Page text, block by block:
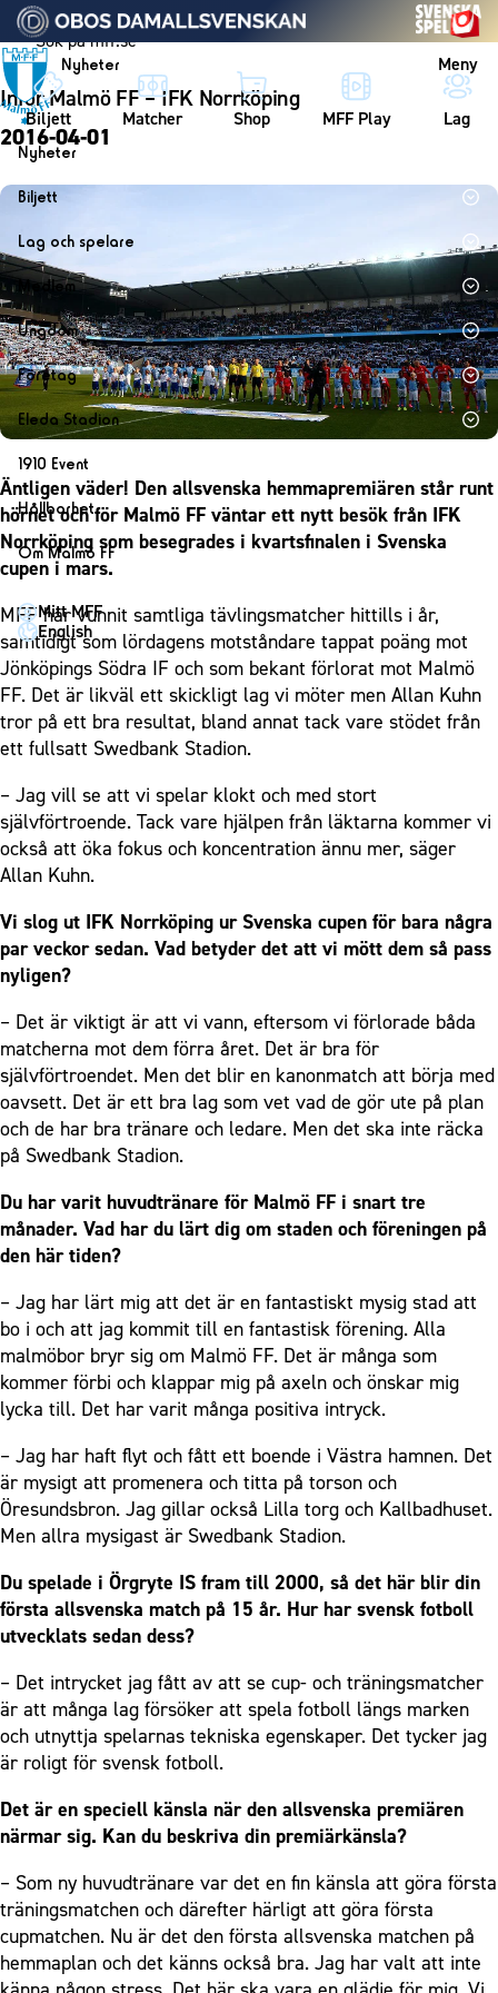
Vidare till innehållet
Nyheter Meny
Biljett Matcher Shop MFF Play Lag
Nyheter
Nyheter
Biljett
Biljett
Årskort herr
Årskort dam
Mitt MFF
Biljetter till bortamatcher
Biljettvillkor
Lag och spelare
Lag
Herrlaget
Spelare
Ledarstab
Damlaget
Spelare
Ledarstab
Medlem
Medlemskap i Malmö FF
Årsmöte 2026
Ungdom
MFF Ungdom
Sommarfotboll
Skånecupen
Fotbollsskolan
Fotbollsnätverket
P19
F19
P17
F17
Malmö Trophy
Företag
Bli företagspartner
Nätverket
Klubbstolar
Partner dam
Eleda Stadion
Eleda Stadion
Erics Bar & Restaurang
Matchdag på Eleda Stadion
MFF-museet & rundvandringar
1910 Event
1910 Event
Fest & Event
Konferens
Möte
Mässa
Sommarfest
Julshow
Inspiration
Vanliga frågor om 1910 Event
Hållbarhet
Hållbarhet
Himmelsblå framtid – en match för miljön
MFF i samhället
Laget för alla
Nattfotboll
Himmelsblå Tillsammans
Karriärakademin
Grundskolefotboll mot rasismer
Skolakademier
Fonder
Om Malmö FF
Kontakt
Press och media
Historik – herrlaget
Historik – damlaget
Policydokument
Personuppgiftspolicy
Mitt MFF
English
Inför Malmö FF – IFK Norrköping
2016-04-01
Äntligen väder! Den allsvenska hemmapremiären står runt
hörnet och för Malmö FF väntar ett nytt besök från IFK
Norrköping som besegrades i kvartsfinalen i Svenska
cupen i mars.
MFF har vunnit samtliga tävlingsmatcher hittills i år,
samtidigt som lördagens motståndare tappat poäng mot
Jönköpings Södra IF och som bekant förlorat mot Malmö
FF. Det är likväl ett skickligt lag vi möter men Allan Kuhn
tror på ett bra resultat, bland annat tack vare stödet från
ett fullsatt Swedbank Stadion.
– Jag vill se att vi spelar klokt och med stort
självförtroende. Tack vare hjälpen från läktarna kommer vi
också att öka fokus och koncentration ännu mer, säger
Allan Kuhn.
Vi slog ut IFK Norrköping ur Svenska cupen för bara några
par veckor sedan. Vad betyder det att vi mött dem så pass
nyligen?
– Det är viktigt är att vi vann, eftersom vi förlorade båda
matcherna mot dem förra året. Det är bra för
självförtroendet. Men det blir en kanonmatch att börja med
oavsett. Det är ett bra lag som vet vad de gör ute på plan
och de har bra tränare och ledare. Men det ska inte räcka
på Swedbank Stadion.
Du har varit huvudtränare för Malmö FF i snart tre
månader. Vad har du lärt dig om staden och föreningen på
den här tiden?
– Jag har lärt mig att det är en fantastiskt mysig stad att
bo i och att jag kommit till en fantastisk förening. Alla
malmöbor bryr sig om Malmö FF. Det är många som
kommer förbi och klappar mig på axeln och önskar mig
lycka till. Det har varit många positiva intryck.
– Jag har haft flyt och fått ett boende i Västra hamnen. Det
är mysigt att promenera och titta på torson och
Öresundsbron. Jag gillar också Lilla torg och Kallbadhuset.
Men allra mysigast är Swedbank Stadion.
Du spelade i Örgryte IS fram till 2000, så det här blir din
första allsvenska match på 15 år. Hur har svensk fotboll
utvecklats sedan dess?
– Det intrycket jag fått av att se cup- och träningsmatcher
är att många lag försöker att spela fotboll längs marken
och utnyttja spelarnas tekniska egenskaper. Det tycker jag
är roligt för svensk fotboll.
Det är en speciell känsla när den allsvenska premiären
närmar sig. Kan du beskriva din premiärkänsla?
– Som ny huvudtränare var det en fin känsla att göra första
träningsmatchen och därefter härligt att göra första
cupmatchen. Nu är det den första allsvenska matchen på
hemmaplan och det känns också bra. Jag har valt att inte